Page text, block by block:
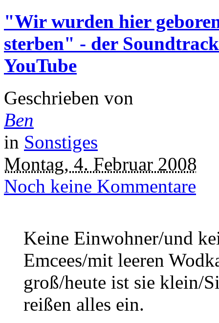
"Wir wurden hier
sterben" - der
YouTube
Geschrieben von
Ben
in Sonstiges
Montag, 4. Februar 2008
Noch keine Kommentare
Keine Einwohner/und
Emcees/mit leeren
groß/heute ist sie klein/
reißen alles ein.